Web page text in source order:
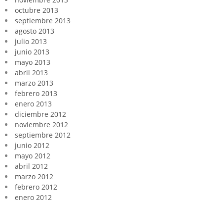
octubre 2013
septiembre 2013
agosto 2013
julio 2013
junio 2013
mayo 2013
abril 2013
marzo 2013
febrero 2013
enero 2013
diciembre 2012
noviembre 2012
septiembre 2012
junio 2012
mayo 2012
abril 2012
marzo 2012
febrero 2012
enero 2012